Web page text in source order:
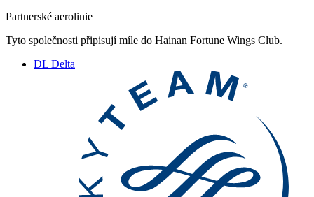
Partnerské aerolinie
Tyto společnosti připisují míle do Hainan Fortune Wings Club.
DL Delta